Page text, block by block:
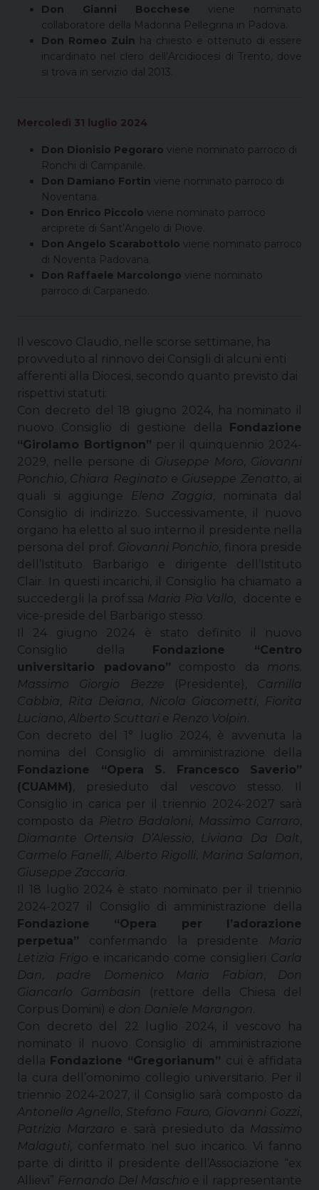
Don Gianni Bocchese viene nominato
collaboratore della Madonna Pellegrina in Padova.
Don Romeo Zuin ha chiesto e ottenuto di essere
incardinato nel clero dell’Arcidiocesi di Trento, dove
si trova in servizio dal 2013.
Mercoledì 31 luglio 2024
Don Dionisio Pegoraro viene nominato parroco di
Ronchi di Campanile.
Don Damiano Fortin viene nominato parroco di
Noventana.
Don Enrico Piccolo viene nominato parroco
arciprete di Sant’Angelo di Piove.
Don Angelo Scarabottolo viene nominato parroco
di Noventa Padovana.
Don Raffaele Marcolongo viene nominato
parroco di Carpanedo.
Il vescovo Claudio, nelle scorse settimane, ha
provveduto al rinnovo dei Consigli di alcuni enti
afferenti alla Diocesi, secondo quanto previsto dai
rispettivi statuti:
Con decreto del 18 giugno 2024, ha nominato il
nuovo Consiglio di gestione della Fondazione
“Girolamo Bortignon” per il quinquennio 2024-
2029, nelle persone di Giuseppe Moro, Giovanni
Ponchio, Chiara Reginato e Giuseppe Zenatto, ai
quali si aggiunge Elena Zaggia, nominata dal
Consiglio di indirizzo. Successivamente, il nuovo
organo ha eletto al suo interno il presidente nella
persona del prof. Giovanni Ponchio, finora preside
dell’Istituto Barbarigo e dirigente dell’Istituto
Clair. In questi incarichi, il Consiglio ha chiamato a
succedergli la prof.ssa Maria Pia Vallo, docente e
vice-preside del Barbarigo stesso.
Il 24 giugno 2024 è stato definito il nuovo
Consiglio della Fondazione “Centro
universitario padovano” composto da mons.
Massimo Giorgio Bezze (Presidente), Camilla
Cabbia, Rita Deiana, Nicola Giacometti, Fiorita
Luciano, Alberto Scuttari e Renzo Volpin
Con decreto del 1° luglio 2024, è avvenuta la
nomina del Consiglio di amministrazione della
Fondazione “Opera S. Francesco Saverio”
(CUAMM), presieduto dal vescovo stesso. Il
Consiglio in carica per il triennio 2024-2027 sarà
composto da Pietro Badaloni, Massimo Carraro,
Diamante Ortensia D’Alessio, Liviana Da Dalt,
Carmelo Fanelli, Alberto Rigolli, Marina Salamon,
Giuseppe Zaccaria
Il 18 luglio 2024 è stato nominato per il triennio
2024-2027 il Consiglio di amministrazione della
Fondazione “Opera per l’adorazione
perpetua” confermando la presidente Maria
Letizia Frigo e incaricando come consiglieri Carla
Dan, padre Domenico Maria Fabian, Don
Giancarlo Gambasin
(rettore della Chiesa del
Corpus Domini) e don Daniele Marangon
Con decreto del 22 luglio 2024, il vescovo ha
nominato il nuovo Consiglio di amministrazione
della Fondazione “Gregorianum” cui è affidata
la cura dell’omonimo collegio universitario. Per il
triennio 2024-2027, il Consiglio sarà composto da
Antonella Agnello, Stefano Fauro, Giovanni Gozzi,
Patrizia Marzaro e sarà presieduto da Massimo
Malaguti, confermato nel suo incarico. Vi fanno
parte di diritto il presidente dell’Associazione “ex
Allievi” Fernando Del Maschio e il rappresentante